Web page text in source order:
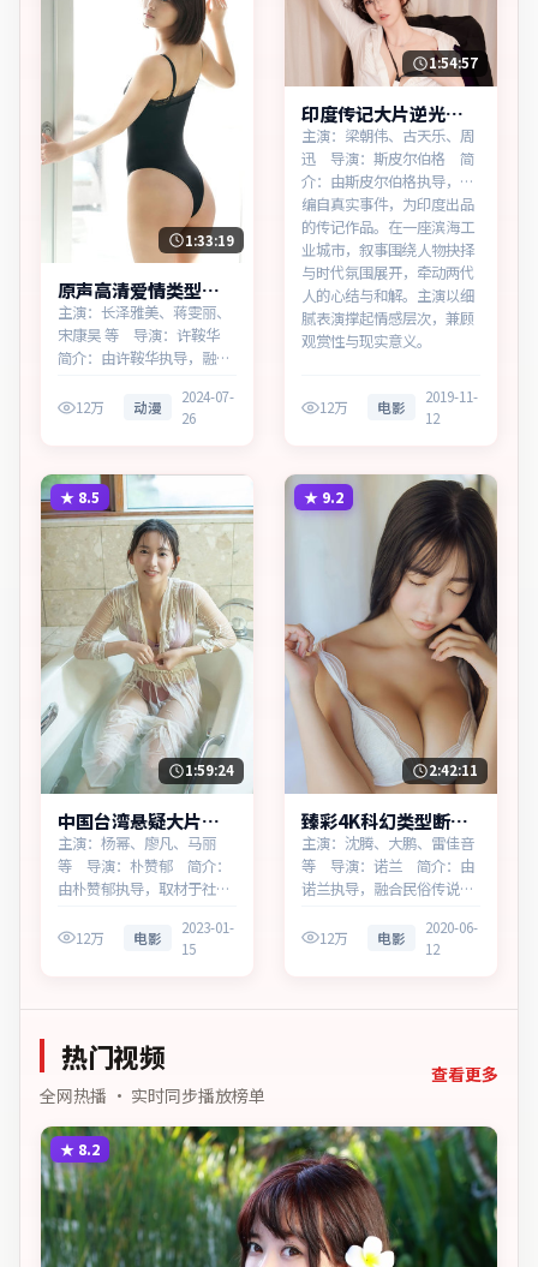
1:33:19
原声高清爱情类型失
控追缉同步追剧
主演：长泽雅美、蒋雯丽、
宋康昊 等 导演：许鞍华
简介：由许鞍华执导，融合
国出品的爱情作品。在高度
疏离的都市丛林里，叙事围
开，直面人性的幽微灰域。
主演以细腻表演撑起情感层
次，兼顾观赏性与现实意
义。
12万 动漫
2024-07-
26
1:54:57
印度传记大片逆光边
界无广告观看
主演：梁朝伟、古天乐、周
迅 导演：斯皮尔伯格 简
介：由斯皮尔伯格执导，改
编自真实事件，为印度出品
的传记作品。在一座滨海工
业城市，叙事围绕人物抉择
与时代氛围展开，牵动两代
人的心结与和解。主演以细
腻表演撑起情感层次，兼顾
观赏性与现实意义。
12万 电影
2019-11-
12
★ 8.5
1:59:24
中国台湾悬疑大片霓
虹回响免费点播
主演：杨幂、廖凡、马丽
等 导演：朴赞郁 简介：
由朴赞郁执导，取材于社会
疑作品。在科技与人性的交
界处，叙事围绕人物抉择与
观赏性与现实意义。
12万 电影
2023-01-
15
★ 9.2
2:42:11
臻彩4K科幻类型断桥
追缉蓝光资源看
主演：沈腾、大鹏、雷佳音
等 导演：诺兰 简介：由
诺兰执导，融合民俗传说与
幻作品。在法庭与街头之
间，叙事围绕人物抉择与时
12万 电影
2020-06-
12
热门视频
全网热播 · 实时同步播放榜单
查看更多
★ 8.2